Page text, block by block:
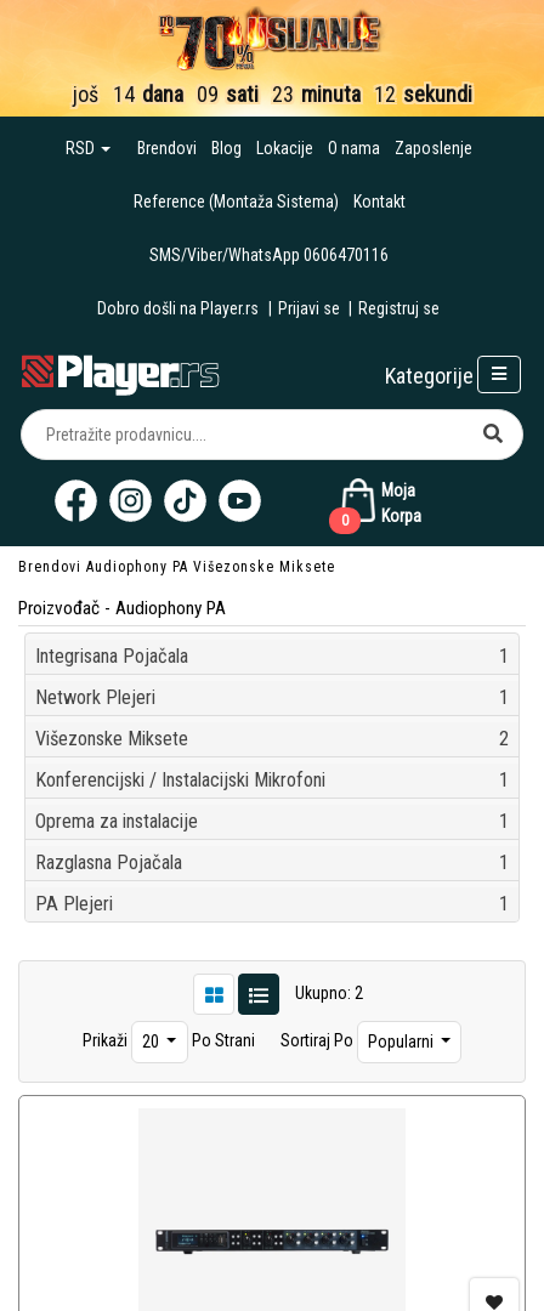
još 14 dana 09 sati 23 minuta 11 sekundi
RSD Brendovi Blog Lokacije O nama Zaposlenje
Reference (Montaža Sistema) Kontakt
SMS/Viber/WhatsApp 0606470116
Dobro došli na Player.rs Prijavi se Registruj se
Moja
Korpa
0
Kategorije
Brendovi Audiophony PA Višezonske Miksete
Proizvođač - Audiophony PA
Integrisana Pojačala
1
Network Plejeri
1
Višezonske Miksete
2
Konferencijski / Instalacijski Mikrofoni
1
Oprema za instalacije
1
Razglasna Pojačala
1
PA Plejeri
1
Ukupno: 2
Prikaži 20 Po Strani Sortiraj Po Popularni